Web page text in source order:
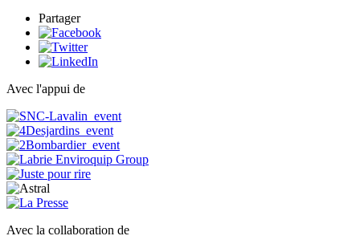
Partager
Avec l'appui de
Avec la collaboration de